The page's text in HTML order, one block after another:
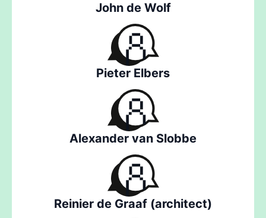
John de Wolf
Pieter Elbers
Alexander van Slobbe
Reinier de Graaf (architect)